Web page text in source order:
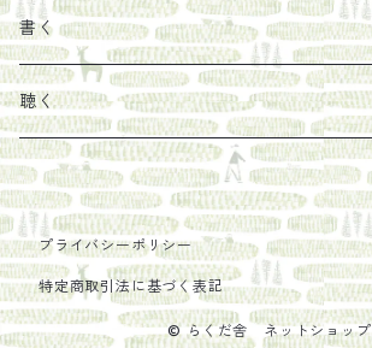
しょうがパウダー
野菜・果物
新しょうが
レモン
タンブラー
新刊では販売しづらくなった本を巡らせて
古本や自由価格本から探す
タイドラー
Sakumag
地下BOOKS
疋田千里
PHILOSOPHIA
古本
あ行
明石書店
赤々舎
亜紀書房
か行
偕成社
笠間書院
さ行
里山社
た行
カレンダー
カップ
ステッカー
色川
そこそこ農園
農家民泊JUGEM
だものみち
安田農園
フィリピン
パレスチナ
インドネシア
メキシコ
書く
カムワッカ
らくだ舎
ポストカード
聴く
里
COLECTIVO ALTEPE
プライバシーポリシー
特定商取引法に基づく表記
© らくだ舎 ネットショップ